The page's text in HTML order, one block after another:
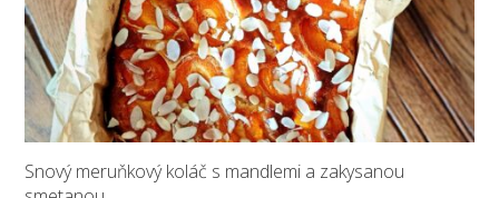
Snový meruňkový koláč s mandlemi a zakysanou